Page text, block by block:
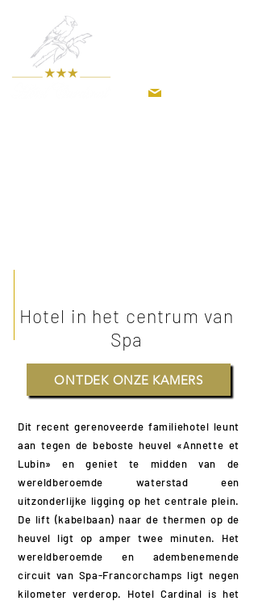
ONTDEK ONZE KAMERS
Dit recent gerenoveerde familiehotel leunt
aan tegen de beboste heuvel «Annette et
Lubin» en geniet te midden van de
wereldberoemde waterstad een
uitzonderlijke ligging op het centrale plein.
De lift (kabelbaan) naar de thermen op de
heuvel ligt op amper twee minuten. Het
wereldberoemde en adembenemende
circuit van Spa-Francorchamps ligt negen
kilometer verderop. Hotel Cardinal is het
Hotel in het centrum van
Spa